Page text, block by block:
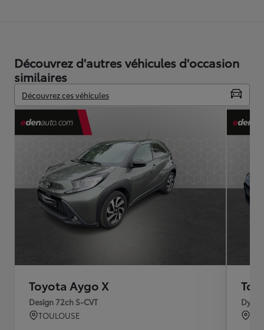
Découvrez d'autres véhicules d'occasion
similaires
Découvrez ces véhicules
Toyota Aygo X
Design 72ch S-CVT
TOULOUSE